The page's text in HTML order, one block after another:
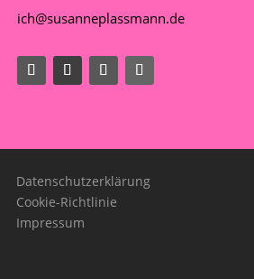
ich@susanneplassmann.de
Datenschutzerklärung
Cookie-Richtlinie
Impressum